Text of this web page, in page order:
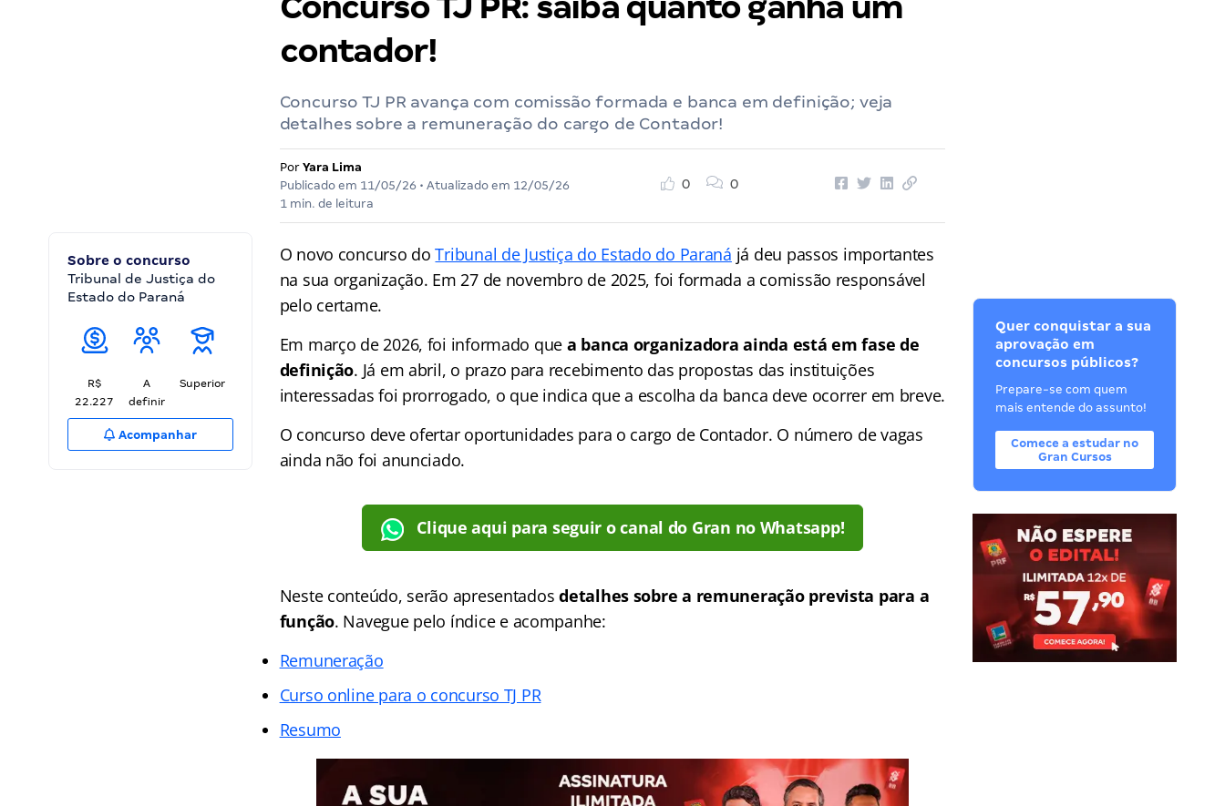
contador!
Concurso TJ PR avança com comissão formada e banca em definição; veja
detalhes sobre a remuneração do cargo de Contador!
Por Yara Lima
Publicado em 11/05/26 • Atualizado em 12/05/26
1 min. de leitura
0 0
Sobre o concurso
Tribunal de Justiça do
Estado do Paraná
R$
22.227
A
definir
Superior
Acompanhar
O novo concurso doTribunal de Justiça do Estado do Paraná já deu passos importantes
na sua organização. Em 27 de novembro de 2025, foi formada a comissão responsável
pelo certame.
Em março de 2026, foi informado que a banca organizadora ainda está em fase de
definição. Já em abril, o prazo para recebimento das propostas das instituições
interessadas foi prorrogado, o que indica que a escolha da banca deve ocorrer em breve.
O concurso deve ofertar oportunidades para o cargo de Contador. O número de vagas
ainda não foi anunciado.
Clique aqui para seguir o canal do Gran no Whatsapp!
Neste conteúdo, serão apresentadosdetalhes sobre a remuneração prevista para a
função. Navegue pelo índice e acompanhe:
Remuneração
Curso online para o concurso TJ PR
Resumo
Quer conquistar a sua
aprovação em
concursos públicos?
Prepare-se com quem
mais entende do assunto!
Comece a estudar no
Gran Cursos